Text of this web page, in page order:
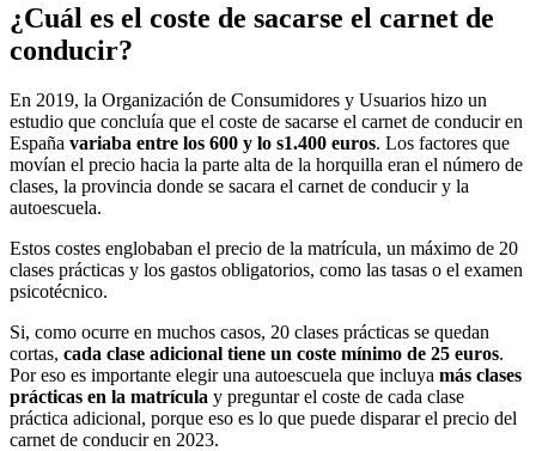
¿Cuál es el coste de sacarse el carnet de
conducir?
En 2019, la Organización de Consumidores y Usuarios hizo un
estudio que concluía que el coste de sacarse el carnet de conducir en
España variaba entre los 600 y lo s1.400 euros. Los factores que
movían el precio hacia la parte alta de la horquilla eran el número de
clases, la provincia donde se sacara el carnet de conducir y la
autoescuela.
Estos costes englobaban el precio de la matrícula, un máximo de 20
clases prácticas y los gastos obligatorios, como las tasas o el examen
psicotécnico.
Si, como ocurre en muchos casos, 20 clases prácticas se quedan
cortas, cada clase adicional tiene un coste mínimo de 25 euros.
Por eso es importante elegir una autoescuela que incluya más clases
prácticas en la matrícula y preguntar el coste de cada clase
práctica adicional, porque eso es lo que puede disparar el precio del
carnet de conducir en 2023.